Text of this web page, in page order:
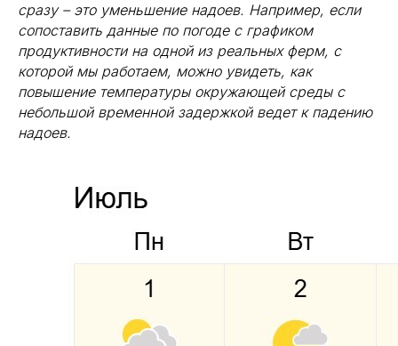
сразу – это уменьшение надоев. Например, если
сопоставить данные по погоде с графиком
продуктивности на одной из реальных ферм, с
которой мы работаем, можно увидеть, как
повышение температуры окружающей среды с
небольшой временной задержкой ведет к падению
надоев.